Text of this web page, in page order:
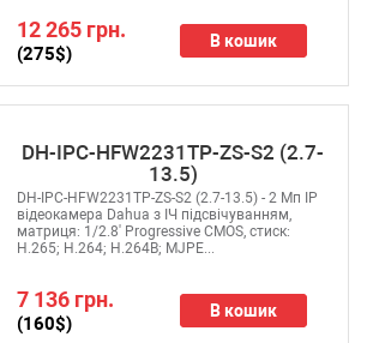
12 265 грн.
(275$)
В кошик
DH-IPC-HFW2231TP-ZS-S2 (2.7-
13.5)
7 136 грн.
(160$)
В кошик
DH-IPC-HFW2231TP-ZS-S2 (2.7-13.5) - 2 Mп IP
відеокамера Dahua з ІЧ підсвічуванням,
матриця: 1/2.8' Progressive CMOS, стиск:
H.265; H.264; H.264B; MJPE...